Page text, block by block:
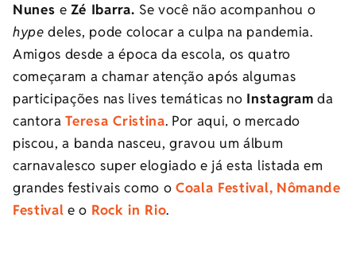
NuneseZé Ibarra. Se você não acompanhou o
hype deles, pode colocar a culpa na pandemia.
Amigos desde a época da escola, os quatro
começaram a chamar atenção após algumas
participações nas lives temáticas no Instagram da
cantoraTeresa Cristina. Por aqui, o mercado
piscou, a banda nasceu, gravou um álbum
carnavalesco super elogiado e já esta listada em
grandes festivais como o Coala Festival, Nômande
Festival e o Rock in Rio.